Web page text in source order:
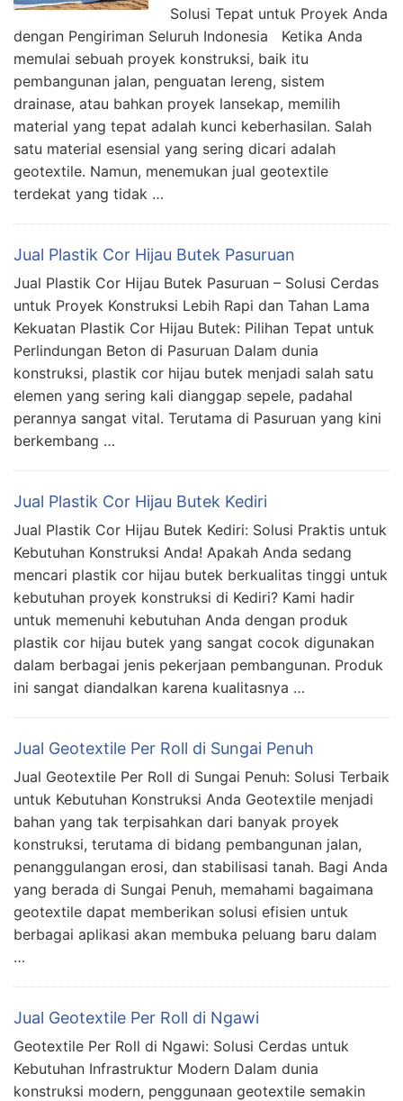
Solusi Tepat untuk Proyek Anda
dengan Pengiriman Seluruh Indonesia Ketika Anda
memulai sebuah proyek konstruksi, baik itu
pembangunan jalan, penguatan lereng, sistem
drainase, atau bahkan proyek lansekap, memilih
material yang tepat adalah kunci keberhasilan. Salah
satu material esensial yang sering dicari adalah
geotextile. Namun, menemukan jual geotextile
terdekat yang tidak …
Jual Plastik Cor Hijau Butek Pasuruan
Jual Plastik Cor Hijau Butek Pasuruan – Solusi Cerdas
untuk Proyek Konstruksi Lebih Rapi dan Tahan Lama
Kekuatan Plastik Cor Hijau Butek: Pilihan Tepat untuk
Perlindungan Beton di Pasuruan Dalam dunia
konstruksi, plastik cor hijau butek menjadi salah satu
elemen yang sering kali dianggap sepele, padahal
perannya sangat vital. Terutama di Pasuruan yang kini
berkembang …
Jual Plastik Cor Hijau Butek Kediri
Jual Plastik Cor Hijau Butek Kediri: Solusi Praktis untuk
Kebutuhan Konstruksi Anda! Apakah Anda sedang
mencari plastik cor hijau butek berkualitas tinggi untuk
kebutuhan proyek konstruksi di Kediri? Kami hadir
untuk memenuhi kebutuhan Anda dengan produk
plastik cor hijau butek yang sangat cocok digunakan
dalam berbagai jenis pekerjaan pembangunan. Produk
ini sangat diandalkan karena kualitasnya …
Jual Geotextile Per Roll di Sungai Penuh
Jual Geotextile Per Roll di Sungai Penuh: Solusi Terbaik
untuk Kebutuhan Konstruksi Anda Geotextile menjadi
bahan yang tak terpisahkan dari banyak proyek
konstruksi, terutama di bidang pembangunan jalan,
penanggulangan erosi, dan stabilisasi tanah. Bagi Anda
yang berada di Sungai Penuh, memahami bagaimana
geotextile dapat memberikan solusi efisien untuk
berbagai aplikasi akan membuka peluang baru dalam
…
Jual Geotextile Per Roll di Ngawi
Geotextile Per Roll di Ngawi: Solusi Cerdas untuk
Kebutuhan Infrastruktur Modern Dalam dunia
konstruksi modern, penggunaan geotextile semakin